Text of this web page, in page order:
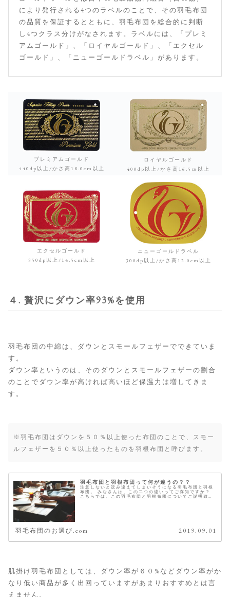
により発行される4つのラベルのことで、その羽毛布団
の品質を保証するとともに、羽毛布団を総合的に判断
し4つクラス分けがなされます。ラベルには、「プレミ
アムゴールド」、「ロイヤルゴールド」、「エクセル
ゴールド」、「ニューゴールドラベル」があります。
プレミアムゴールド
440dp以上/かさ高18.0cm以上
ロイヤルゴールド
400dp以上/かさ高16.5㎝以上
エクセルゴールド
350dp以上/14.5cm以上
ニューゴールドラベル
300dp以上/かさ高12.0cm以上
４. 贅沢にダウン率93%を使用
羽毛布団の中綿は、ダウンとスモールフェザーでできていま
す。
ダウン率というのは、そのダウンとスモールフェザーの割合
のことでダウン率が高ければ高いほど保温力は増してきま
す。
※羽毛布団はダウンを５０％以上使った布団のことで、スモー
ルフェザーを５０％以上使ったものを羽根布団と呼びます。
羽毛布団と羽根布団って何が違うの？？
注意しないと読み違えてしまいそうになる羽毛布団と羽根
布団。 みなさんは、この二つの違いってご存知ですか？
こちらでは、この羽毛布団と羽根布団についてご説明致し
羽毛布団のお選び.com 2019.09.01
肌掛け羽毛布団としては、ダウン率が６０%などダウン率がか
なり低い商品が多く出回っていますがあまりおすすめとは言
えません。